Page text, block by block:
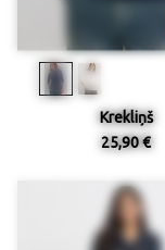
Krekliņš
25,90 €